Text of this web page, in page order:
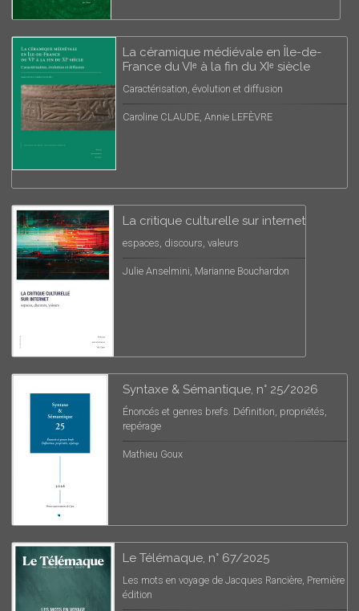
La céramique médiévale en Île-de-
France du VIᵉ à la fin du XIᵉ siècle
Caractérisation, évolution et diffusion
Caroline CLAUDE, Annie LEFÈVRE
La critique culturelle sur internet
espaces, discours, valeurs
Julie Anselmini, Marianne Bouchardon
Syntaxe & Sémantique, n° 25/2026
Énoncés et genres brefs. Définition, propriétés,
repérage
Mathieu Goux
Le Télémaque, n° 67/2025
Les mots en voyage de Jacques Rancière, Première
édition